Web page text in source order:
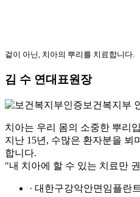
겉이 아닌, 치아의 뿌리를 치료합니다.
김 수 연 대표원장
보건복지부
치아는 우리 몸의 소중한 뿌리
지난 15년, 수많은 환자분을 뵈
합니다.
"내 치아에 할 수 있는 치료만
· 대한구강악안면임플란